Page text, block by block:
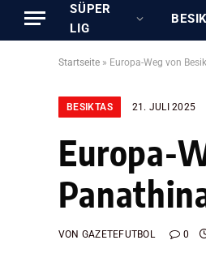
SÜPER
LIG
Startseite » Europa-Weg von
BESIKTAS 21. JULI 2025
Europa-
VON GAZETEFUTBOL 0